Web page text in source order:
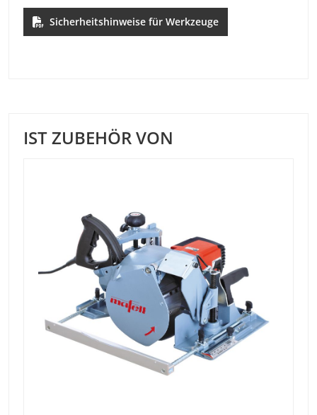
Sicherheitshinweise für Werkzeuge
IST ZUBEHÖR VON